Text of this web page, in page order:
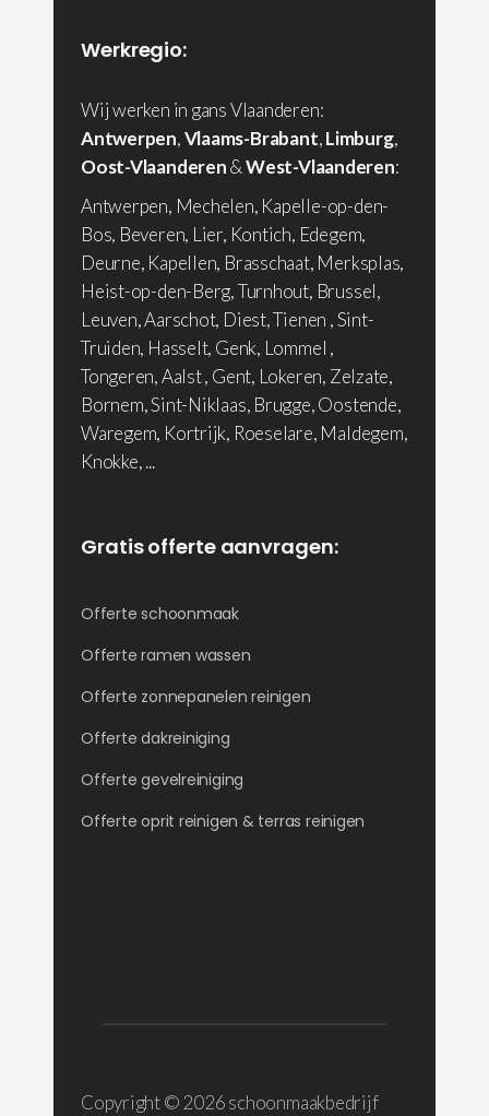
Werkregio:
Wij werken in gans Vlaanderen:
Antwerpen,Vlaams-Brabant,Limburg,
Oost-Vlaanderen&West-Vlaanderen:
Antwerpen, Mechelen, Kapelle-op-den-
Bos, Beveren, Lier, Kontich, Edegem,
Deurne, Kapellen, Brasschaat, Merksplas,
Heist-op-den-Berg, Turnhout, Brussel,
Leuven, Aarschot, Diest, Tienen , Sint-
Truiden, Hasselt, Genk, Lommel ,
Tongeren, Aalst , Gent, Lokeren, Zelzate,
Bornem, Sint-Niklaas, Brugge, Oostende,
Waregem, Kortrijk, Roeselare, Maldegem,
Knokke, ...
Gratis offerte aanvragen:
Offerte schoonmaak
Offerte ramen wassen
Offerte zonnepanelen reinigen
Offerte dakreiniging
Offerte gevelreiniging
Offerte oprit reinigen & terras reinigen
Copyright © 2026 schoonmaakbedrijf